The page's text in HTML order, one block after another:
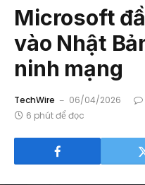
Microsoft
vào Nhật
ninh mạng
TechWire 06/04/2026
6 phút để đọc